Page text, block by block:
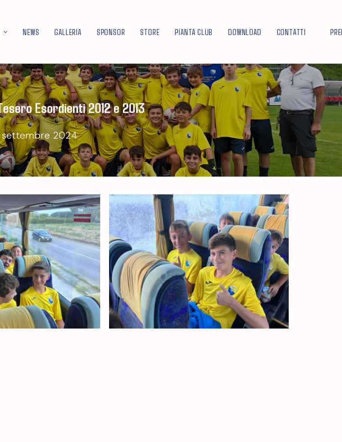
NEWS GALLERIA SPONSOR STORE PIANTA CLUB DOWNLOAD CONTATTI
Esordienti 2012 e 2013
2024